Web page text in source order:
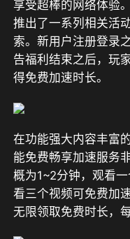
享受超棒的网络体验
推出了一系列相关活
索。新用户注册登录
告福利结束之后，玩
得免费加速时长。
在功能强大内容丰富
能免费畅享加速服务
概为1~2分钟，观看
看三个视频可免费加
无限领取免费时长，